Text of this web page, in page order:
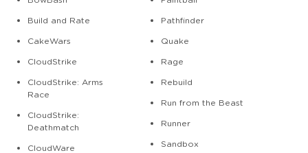
Build and Rate
CakeWars
CloudStrike
CloudStrike: Arms
Race
CloudStrike:
Deathmatch
CloudWare
Pathfinder
Quake
Rage
Rebuild
Run from the Beast
Runner
Sandbox